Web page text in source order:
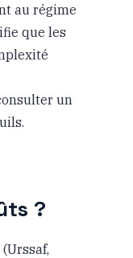
au régime
que les
un
?